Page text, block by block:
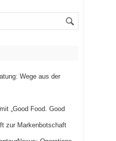
Wege aus der
„Good Food. Good
zur Markenbotschaft